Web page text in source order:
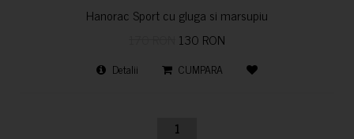
Hanorac Sport cu gluga si marsupiu
130 RON
Detalii CUMPARA
1